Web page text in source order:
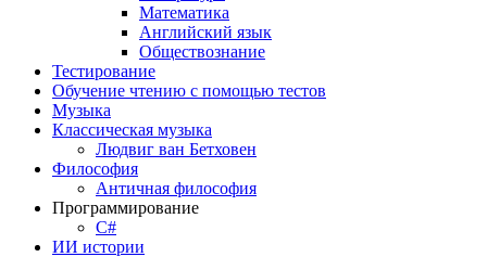
Математика
Английский язык
Обществознание
Тестирование
Обучение чтению с помощью тестов
Музыка
Классическая музыка
Людвиг ван Бетховен
Философия
Античная философия
Программирование
С#
ИИ истории